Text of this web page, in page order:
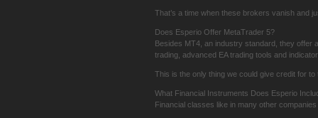
That’s a time when these brokers vanish and
Does Esperio Offer MetaTrader 5?
Besides MT4, an industry standard, they offer
trading, advanced EA trading tools and
This is the only thing we could give credit for
What Financial Instruments Does Esperio
Financial classes like in many other